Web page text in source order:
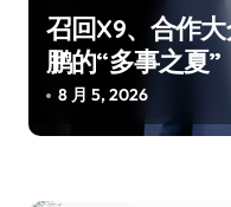
召回X9、合作
鹏的“多事之夏”
8 月 5, 2026